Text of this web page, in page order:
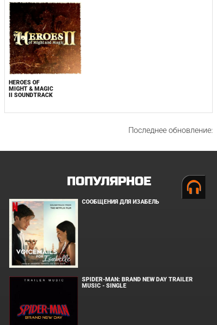
HEROES OF
MIGHT & MAGIC
II SOUNDTRACK
Последнее обновление:
ПОПУЛЯРНОЕ
СООБЩЕНИЯ ДЛЯ ИЗАБЕЛЬ
SPIDER-MAN: BRAND NEW DAY TRAILER
MUSIC - SINGLE